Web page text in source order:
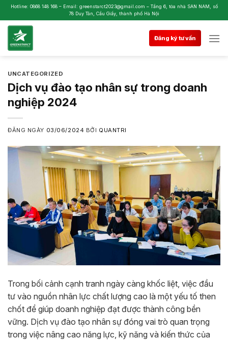
Skip
to
content
Hotline: 0868 148 168 – Email: greenstarct2023@gmail.com – Tầng 6, tòa nhà SAN NAM, số
78 Duy Tân, Cầu Giấy, thành phố Hà Nội
Đăng ký tư vấn
UNCATEGORIZED
Dịch vụ đào tạo nhân sự trong doanh
nghiệp 2024
ĐĂNG NGÀY 03/06/2024 BỞI QUANTRI
Trong bối cảnh cạnh tranh ngày càng khốc liệt, việc đầu
tư vào nguồn nhân lực chất lượng cao là một yếu tố then
chốt để giúp doanh nghiệp đạt được thành công bền
vững. Dịch vụ đào tạo nhân sự đóng vai trò quan trọng
trong việc nâng cao năng lực, kỹ năng và kiến thức của